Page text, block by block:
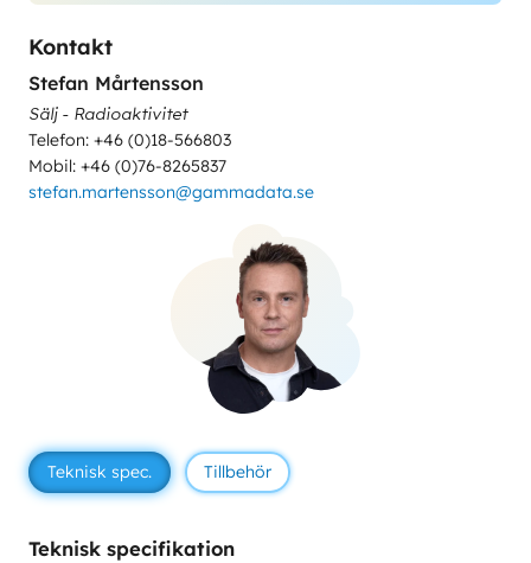
Kontakt
Stefan Mårtensson
Sälj - Radioaktivitet
Telefon: +46 (0)18-566803
Mobil: +46 (0)76-8265837
stefan.martensson@gammadata.se
Teknisk spec. Tillbehör
Teknisk specifikation